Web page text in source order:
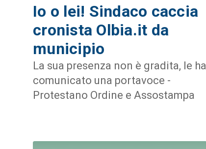
Io o lei! Sindaco caccia
cronista Olbia.it da
municipio
La sua presenza non è gradita, le ha
comunicato una portavoce -
Protestano Ordine e Assostampa